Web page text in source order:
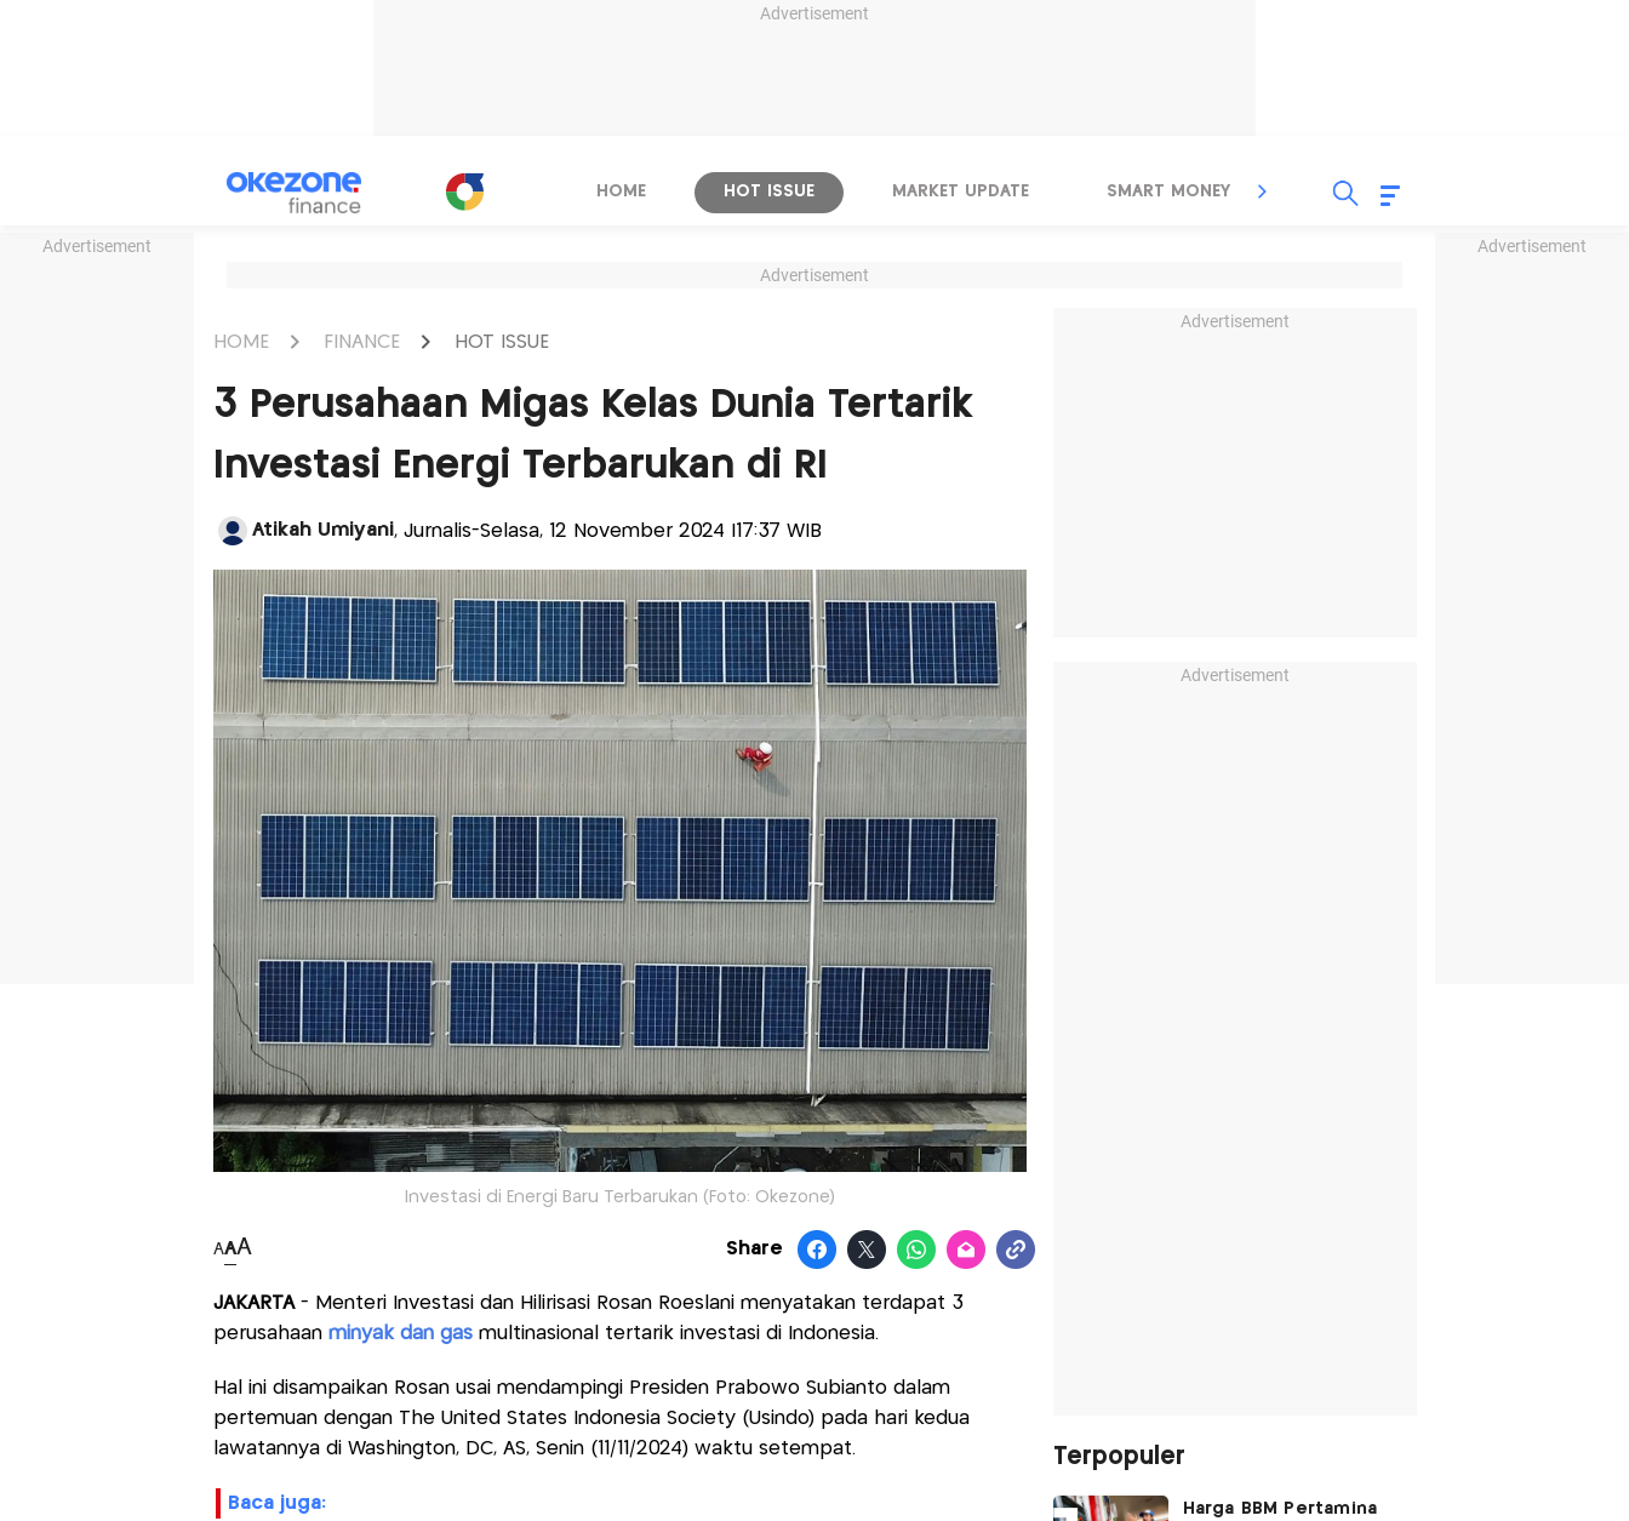
Advertisement
Advertisement Advertisement
HOME HOT ISSUE MARKET UPDATE SMART MONEY INSPIRASI BISNIS
Advertisement
HOME FINANCE HOT ISSUE
3 Perusahaan Migas Kelas Dunia Tertarik
Investasi Energi Terbarukan di RI
Atikah Umiyani, Jurnalis-Selasa, 12 November 2024 |17:37 WIB
Investasi di Energi Baru Terbarukan (Foto: Okezone)
AAA Share
JAKARTA- Menteri Investasi dan Hilirisasi Rosan Roeslani menyatakan terdapat 3
perusahaan minyak dan gasmultinasional tertarik investasi di Indonesia.
Hal ini disampaikan Rosan usai mendampingi Presiden Prabowo Subianto dalam
pertemuan dengan The United States Indonesia Society (Usindo) pada hari kedua
lawatannya di Washington, DC, AS, Senin (11/11/2024) waktu setempat.
baca juga:
Advertisement
Advertisement
Terpopuler
Harga BBM Pertamina